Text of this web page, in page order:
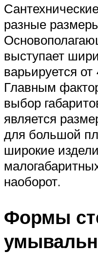
разные
выступает
варьируется
Главным
выбор
является
для большой
широкие
наоборот.
Формы